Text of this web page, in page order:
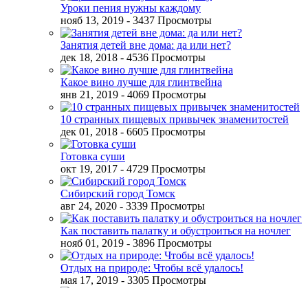
Уроки пения нужны каждому
нояб 13, 2019 - 3437 Просмотры
Занятия детей вне дома: да или нет?
дек 18, 2018 - 4536 Просмотры
Какое вино лучше для глинтвейна
янв 21, 2019 - 4069 Просмотры
10 странных пищевых привычек знаменитостей
дек 01, 2018 - 6605 Просмотры
Готовка суши
окт 19, 2017 - 4729 Просмотры
Сибирский город Томск
авг 24, 2020 - 3339 Просмотры
Как поставить палатку и обустроиться на ночлег
нояб 01, 2019 - 3896 Просмотры
Отдых на природе: Чтобы всё удалось!
мая 17, 2019 - 3305 Просмотры